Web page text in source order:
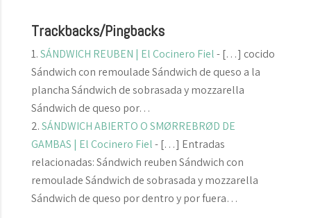
Trackbacks/Pingbacks
SÁNDWICH REUBEN | El Cocinero Fiel- […] cocido
Sándwich con remoulade Sándwich de queso a la
plancha Sándwich de sobrasada y mozzarella
Sándwich de queso por…
SÁNDWICH ABIERTO O SMØRREBRØD DE
GAMBAS | El Cocinero Fiel- […] Entradas
relacionadas: Sándwich reuben Sándwich con
remoulade Sándwich de sobrasada y mozzarella
Sándwich de queso por dentro y por fuera…